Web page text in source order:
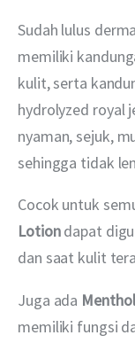
Sudah lulus
memiliki
kulit, serta
hydrolyzed royal
nyaman, sejuk,
sehingga tidak
Cocok untuk
Lotion dapat
dan saat kulit
Juga ada
memiliki fungsi